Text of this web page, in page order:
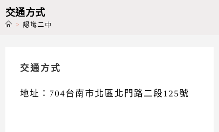
交通方式
> 認識二中
交通方式
地址：704台南市北區北門路二段125號